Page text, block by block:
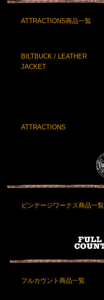
ATTRACTIONS商品一覧
BILTBUCK / LEATHER
JACKET
ATTRACTIONS
ビンテージワークス商品一覧
フルカウント商品一覧